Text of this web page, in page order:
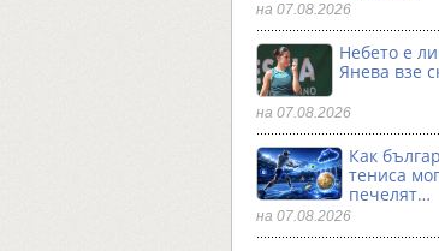
на 07.08.2026
Небето е
Янева взe
на 07.08.2026
Как
тениса
печелят…
на 07.08.2026